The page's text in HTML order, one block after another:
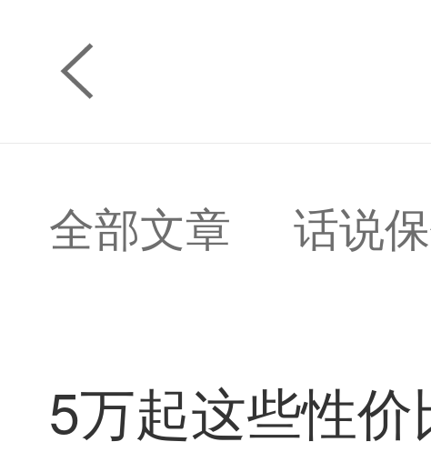
全部文章 话说
5万起这些性